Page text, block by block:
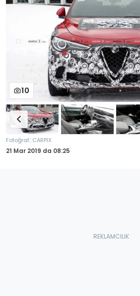
10
Fotoğraf: CARPIX
21 Mar 2019 da 08:25